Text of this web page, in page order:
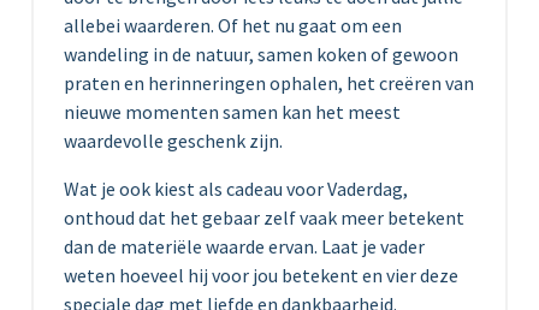
allebei waarderen. Of het nu gaat om een
wandeling in de natuur, samen koken of gewoon
praten en herinneringen ophalen, het creëren van
nieuwe momenten samen kan het meest
waardevolle geschenk zijn.
Wat je ook kiest als cadeau voor Vaderdag,
onthoud dat het gebaar zelf vaak meer betekent
dan de materiële waarde ervan. Laat je vader
weten hoeveel hij voor jou betekent en vier deze
speciale dag met liefde en dankbaarheid.